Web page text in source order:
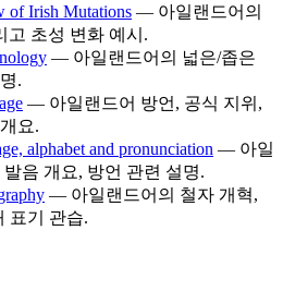
of Irish Mutations — 아일랜드어의
고 초성 변화 예시.
— 아일랜드어의 넓은/좁은
.
— 아일랜드어 방언, 공식 지위,
요.
alphabet and pronunciation — 아일
음 개요, 방언 관련 설명.
— 아일랜드어의 철자 개혁,
표기 관습.